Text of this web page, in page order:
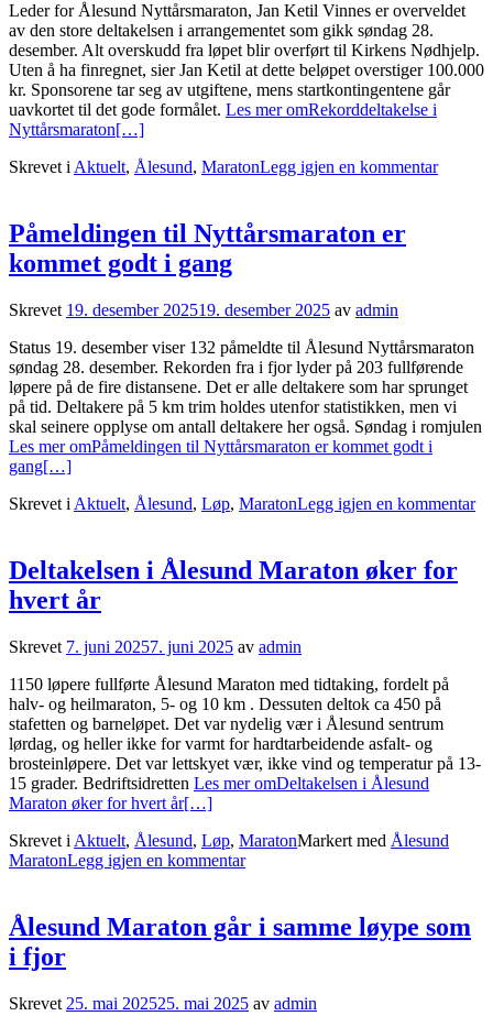
Leder for Ålesund Nyttårsmaraton, Jan Ketil Vinnes er overveldet
av den store deltakelsen i arrangementet som gikk søndag 28.
desember. Alt overskudd fra løpet blir overført til Kirkens Nødhjelp.
Uten å ha finregnet, sier Jan Ketil at dette beløpet overstiger 100.000
kr. Sponsorene tar seg av utgiftene, mens startkontingentene går
uavkortet til det gode formålet. Les mer omRekorddeltakelse i
Nyttårsmaraton[…]
Skrevet i Aktuelt, Ålesund, MaratonLegg igjen en kommentar
Påmeldingen til Nyttårsmaraton er
kommet godt i gang
Skrevet 19. desember 202519. desember 2025 av admin
Status 19. desember viser 132 påmeldte til Ålesund Nyttårsmaraton
søndag 28. desember. Rekorden fra i fjor lyder på 203 fullførende
løpere på de fire distansene. Det er alle deltakere som har sprunget
på tid. Deltakere på 5 km trim holdes utenfor statistikken, men vi
skal seinere opplyse om antall deltakere her også. Søndag i romjulen
Les mer omPåmeldingen til Nyttårsmaraton er kommet godt i
gang[…]
Skrevet i Aktuelt, Ålesund, Løp, MaratonLegg igjen en kommentar
Deltakelsen i Ålesund Maraton øker for
hvert år
Skrevet 7. juni 20257. juni 2025 av admin
1150 løpere fullførte Ålesund Maraton med tidtaking, fordelt på
halv- og heilmaraton, 5- og 10 km . Dessuten deltok ca 450 på
stafetten og barneløpet. Det var nydelig vær i Ålesund sentrum
lørdag, og heller ikke for varmt for hardtarbeidende asfalt- og
brosteinløpere. Det var lettskyet vær, ikke vind og temperatur på 13-
15 grader. Bedriftsidretten Les mer omDeltakelsen i Ålesund
Maraton øker for hvert år[…]
Skrevet i Aktuelt, Ålesund, Løp, MaratonMarkert med Ålesund
MaratonLegg igjen en kommentar
Ålesund Maraton går i samme løype som
i fjor
Skrevet 25. mai 202525. mai 2025 av admin